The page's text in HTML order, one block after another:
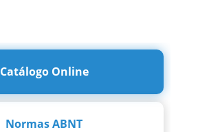
Catálogo Online
Normas ABNT